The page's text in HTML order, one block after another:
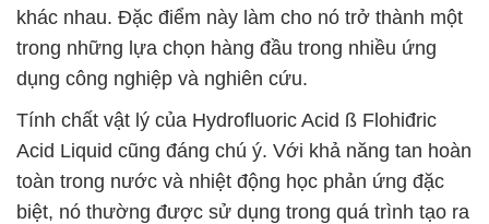
khác nhau. Đặc điểm này làm cho nó trở thành một
trong những lựa chọn hàng đầu trong nhiều ứng
dụng công nghiệp và nghiên cứu.
Tính chất vật lý của Hydrofluoric Acid ß Flohiđric
Acid Liquid cũng đáng chú ý. Với khả năng tan hoàn
toàn trong nước và nhiệt động học phản ứng đặc
biệt, nó thường được sử dụng trong quá trình tạo ra